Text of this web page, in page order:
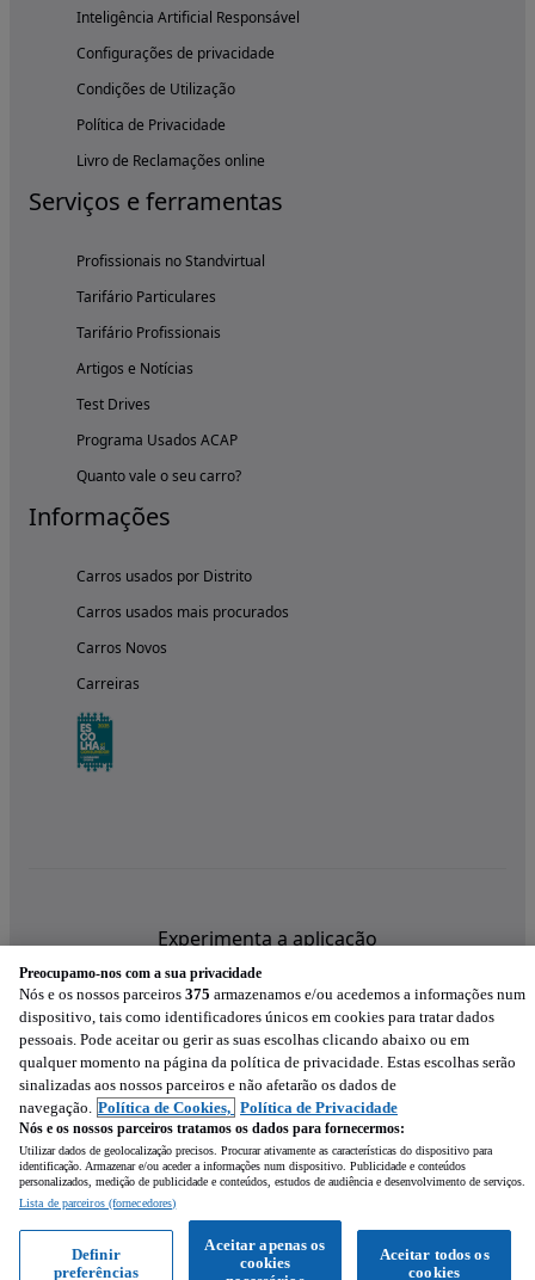
Inteligência Artificial Responsável
Configurações de privacidade
Condições de Utilização
Política de Privacidade
Livro de Reclamações online
Serviços e ferramentas
Profissionais no Standvirtual
Tarifário Particulares
Tarifário Profissionais
Artigos e Notícias
Test Drives
Programa Usados ACAP
Quanto vale o seu carro?
Informações
Carros usados por Distrito
Carros usados mais procurados
Carros Novos
Carreiras
Experimenta a aplicação
Preocupamo-nos com a sua privacidade
Nós e os nossos parceiros 375 armazenamos e/ou acedemos a informações num
dispositivo, tais como identificadores únicos em cookies para tratar dados
pessoais. Pode aceitar ou gerir as suas escolhas clicando abaixo ou em
qualquer momento na página da política de privacidade. Estas escolhas serão
sinalizadas aos nossos parceiros e não afetarão os dados de
navegação. Política de Cookies, Política de Privacidade
Nós e os nossos parceiros tratamos os dados para fornecermos:
Utilizar dados de geolocalização precisos. Procurar ativamente as características do dispositivo para
identificação. Armazenar e/ou aceder a informações num dispositivo. Publicidade e conteúdos
personalizados, medição de publicidade e conteúdos, estudos de audiência e desenvolvimento de serviços.
Lista de parceiros (fornecedores)
Aceitar todos os
cookies
Aceitar apenas os
cookies
Definir
preferências